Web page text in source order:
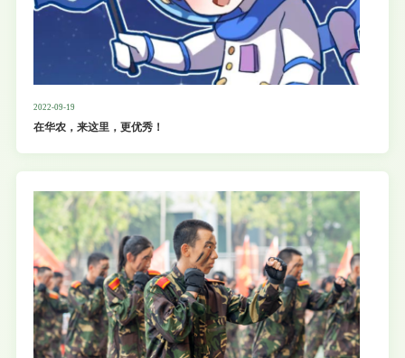
2022-09-19
在华农，来这里，更优秀！